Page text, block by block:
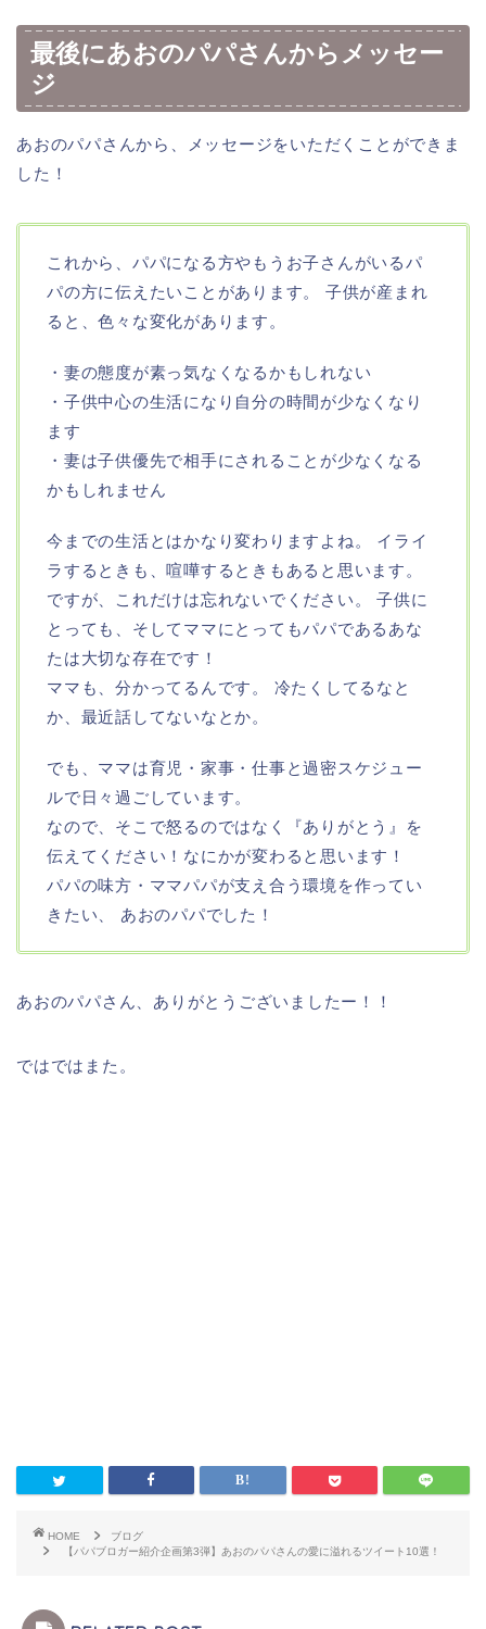
最後にあおのパパさんからメッセー
ジ
あおのパパさんから、メッセージをいただくことができま
した！
これから、パパになる方やもうお子さんがいるパ
パの方に伝えたいことがあります。 子供が産まれ
ると、色々な変化があります。
・妻の態度が素っ気なくなるかもしれない
・子供中心の生活になり自分の時間が少なくなり
ます
・妻は子供優先で相手にされることが少なくなる
かもしれません
今までの生活とはかなり変わりますよね。 イライ
ラするときも、喧嘩するときもあると思います。
ですが、これだけは忘れないでください。 子供に
とっても、そしてママにとってもパパであるあな
たは大切な存在です！
ママも、分かってるんです。 冷たくしてるなと
か、最近話してないなとか。
でも、ママは育児・家事・仕事と過密スケジュー
ルで日々過ごしています。
なので、そこで怒るのではなく『ありがとう』を
伝えてください！なにかが変わると思います！
パパの味方・ママパパが支え合う環境を作ってい
きたい、 あおのパパでした！
あおのパパさん、ありがとうございましたー！！
ではではまた。
HOME
ブログ
【パパブロガー紹介企画第3弾】あおのパパさんの愛に溢れるツイート10選！